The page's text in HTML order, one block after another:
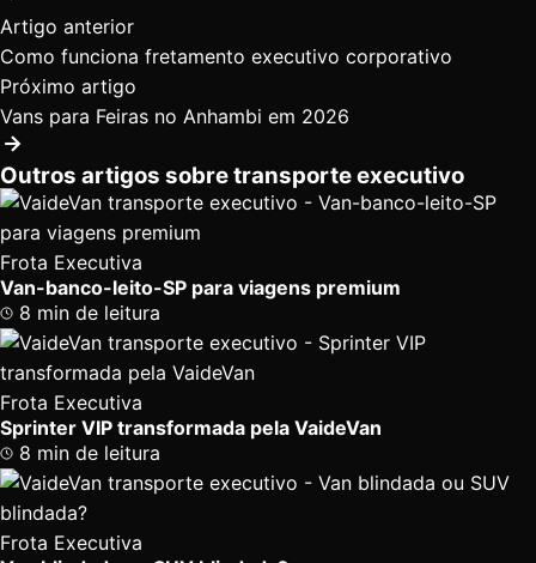
Artigo anterior
Como funciona fretamento executivo corporativo
Próximo artigo
Vans para Feiras no Anhambi em 2026
Outros artigos sobre transporte executivo
Frota Executiva
Van-banco-leito-SP para viagens premium
8 min de leitura
Frota Executiva
Sprinter VIP transformada pela VaideVan
8 min de leitura
Frota Executiva